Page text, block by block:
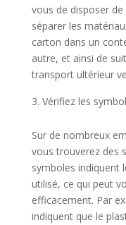
vous de disposer
séparer les
carton dans un
autre, et ainsi de
transport ultérieur
Vérifiez les
Sur de nombreux
vous trouverez des
symboles indiquent
utilisé, ce qui peut
efficacement. Par
indiquent que le